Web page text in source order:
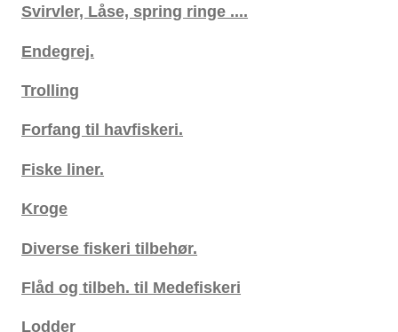
Svirvler, Låse, spring ringe ....
Endegrej.
Trolling
Forfang til havfiskeri.
Fiske liner.
Kroge
Diverse fiskeri tilbehør.
Flåd og tilbeh. til Medefiskeri
Lodder